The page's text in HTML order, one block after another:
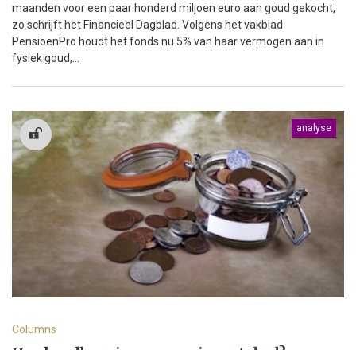
maanden voor een paar honderd miljoen euro aan goud gekocht,
zo schrijft het Financieel Dagblad. Volgens het vakblad
PensioenPro houdt het fonds nu 5% van haar vermogen aan in
fysiek goud,...
analyse
Columns